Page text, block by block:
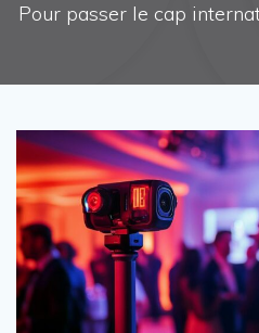
Pour passer le cap